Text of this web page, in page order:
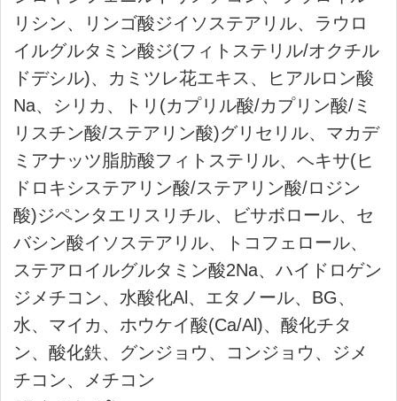
ステアロイルグルタミン酸2Na、ハイドロゲン
ジメチコン、水酸化Al、エタノール、BG、
水、マイカ、ホウケイ酸(Ca/Al)、酸化チタ
ン、酸化鉄、グンジョウ、黄4、青404、ジメ
チコン、メチコン
商品カテゴリ
スキンケア
ベースメイク
ポイントメイク
ツール
書籍